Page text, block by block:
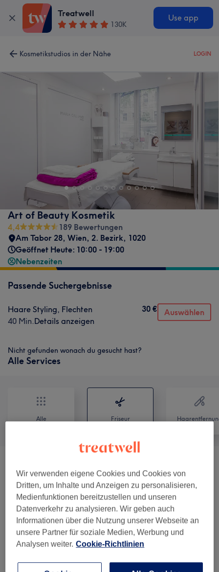
Treatwell
130K
Use app
Kosmetikstudios in der Nähe LOGIN
Art of Beauty Kosmetik
4,4
189 Bewertungen
Am Tabor 28, Wien, 2. Bezirk, 1020
Geöffnet Heute: 10:00 - 19:00
Nebenzeiten
Passende Suchergebnisse
Haare Styling, Flechten
40 Min.Details anzeigen
30 € Auswählen
Nicht gefunden wonach du gesucht hast?
Alle Services
Alle Friseur
Salonbewertungen
4,4
Wir verwenden eigene Cookies und Cookies von
Dritten, um Inhalte und Anzeigen zu personalisieren,
Medienfunktionen bereitzustellen und unseren
Datenverkehr zu analysieren. Wir geben auch
Informationen über die Nutzung unserer Webseite an
unsere Partner für soziale Medien, Werbung und
Analysen weiter. Cookie-Richtlinien